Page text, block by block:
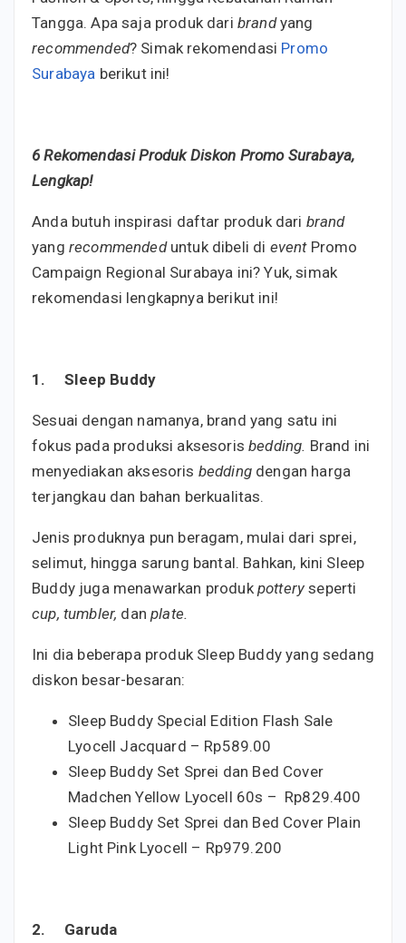
Tangga. Apa saja produk dari brandyang
recommended? Simak rekomendasi Promo
Surabaya berikut ini!
6 Rekomendasi Produk Diskon Promo Surabaya,
Lengkap!
Anda butuh inspirasi daftar produk dari brand
yang recommended untuk dibeli di event Promo
Campaign Regional Surabaya ini? Yuk, simak
rekomendasi lengkapnya berikut ini!
1. Sleep Buddy
Sesuai dengan namanya, brand yang satu ini
fokus pada produksi aksesorisbedding. Brand ini
menyediakan aksesoris bedding dengan harga
terjangkau dan bahan berkualitas.
Jenis produknya pun beragam, mulai dari sprei,
selimut, hingga sarung bantal. Bahkan, kini Sleep
Buddy juga menawarkan produk potteryseperti
cup, tumbler, danplate.
Ini dia beberapa produk Sleep Buddy yang sedang
diskon besar-besaran:
Sleep Buddy Special Edition Flash Sale
Lyocell Jacquard – Rp589.00
Sleep Buddy Set Sprei dan Bed Cover
Madchen Yellow Lyocell 60s – Rp829.400
Sleep Buddy Set Sprei dan Bed Cover Plain
Light Pink Lyocell – Rp979.200
2. Garuda